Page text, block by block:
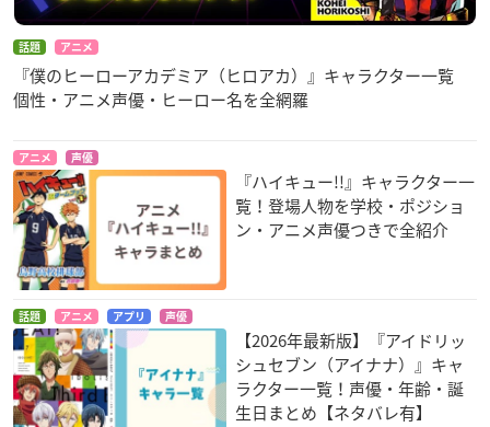
話題 アニメ
『僕のヒーローアカデミア（ヒロアカ）』キャラクター一覧
個性・アニメ声優・ヒーロー名を全網羅
アニメ 声優
『ハイキュー!!』キャラクター一
覧！登場人物を学校・ポジショ
ン・アニメ声優つきで全紹介
話題 アニメ アプリ 声優
【2026年最新版】『アイドリッ
シュセブン（アイナナ）』キャ
ラクター一覧！声優・年齢・誕
生日まとめ【ネタバレ有】